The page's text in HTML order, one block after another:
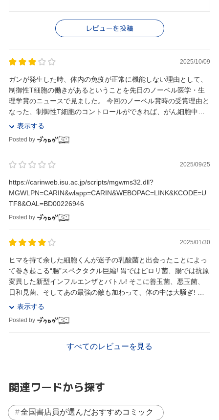
レビューを投稿
2025/10/09
ガンが発生した時、体内の免疫が正常に機能しない理由として、
制御性T細胞の働きがあるということを先日のノーベル医学・生
理学賞のニュースで見ました。 今回のノーベル賞時の受賞理由と
なった、制御性T細胞のコントロールができれば、がん細胞中に
ふくまれる制御性T細胞の働きを抑制し、通常の免...
表示する
Posted by
2025/09/25
https://carinweb.isu.ac.jp/scripts/mgwms32.dll?
MGWLPN=CARIN&wlapp=CARIN&WEBOPAC=LINK&KCODE=U
TF8&OAL=BD00226946
Posted by
2025/01/30
ヒマを持て余した細胞くんが迷子の乳酸菌と出会ったことによっ
て巻き起こる“腸”スペクタクル巨編! 胃ではピロリ菌、腸では抗原
変異した新型インフルエンザとバトル! そこに善玉菌、悪玉菌、
日和見菌、そしてあの最強の敵も加わって、体の中は大騒ぎ! は
たして細胞くんは迷子の乳酸菌を仲間のも...
表示する
Posted by
すべてのレビューを見る
関連ワードから探す
全国書店員が選んだおすすめコミック